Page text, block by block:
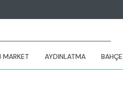
MARKET AYDINLATMA BAHÇE